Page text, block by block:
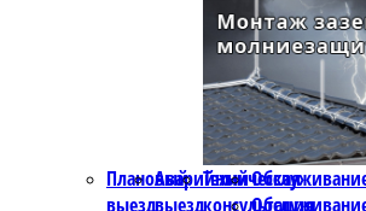
Плановый
выезд
Аварийный
выезд
Техническая
консультация